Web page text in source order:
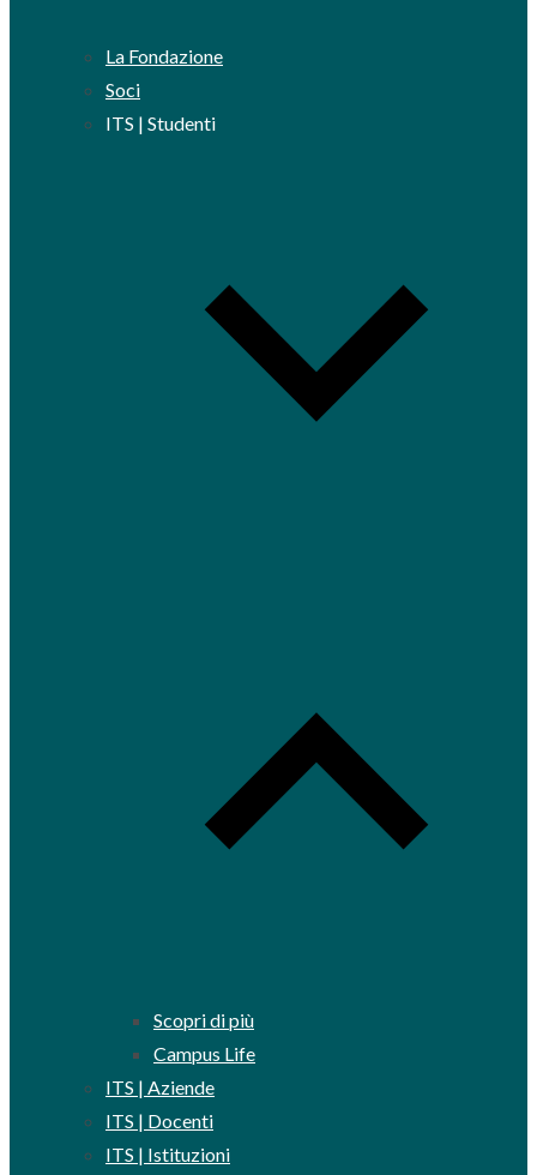
La Fondazione
Soci
ITS | Studenti
Scopri di più
Campus Life
ITS | Aziende
ITS | Docenti
ITS | Istituzioni